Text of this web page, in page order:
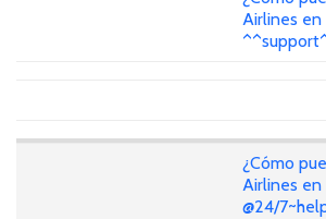
Airlines
¿Cómo
Airlines en
@24/